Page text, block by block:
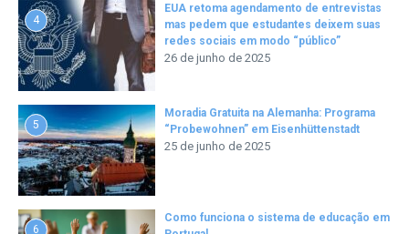
4
EUA retoma agendamento de entrevistas
mas pedem que estudantes deixem suas
redes sociais em modo “público”
26 de junho de 2025
5
Moradia Gratuita na Alemanha: Programa
“Probewohnen” em Eisenhüttenstadt
25 de junho de 2025
6
Como funciona o sistema de educação em